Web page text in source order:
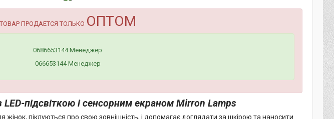
ТОВАР ПРОДАЕТСЯ ТОЛЬКО ОПТОМ
0686653144 Менеджер
066653144 Менеджер
підсвіткою і сенсорним екраном Mirron Lamps
піклуються про свою зовнішність, і допомагає доглядати за шкірою та наносити